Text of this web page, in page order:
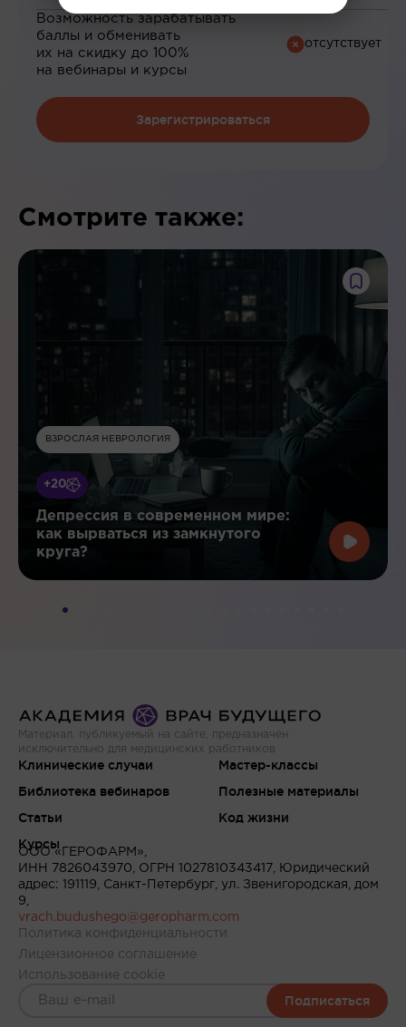
Возможность зарабатывать
баллы и обменивать
их на скидку до 100%
на вебинары и курсы
Зарегистрироваться
Смотрите также:
ВЗРОСЛАЯ НЕВРОЛОГИЯ
+20
Депрессия в современном мире:
как вырваться из замкнутого
круга?
Материал, публикуемый на сайте, предназначен
исключительно для медицинских работников
Клинические случаи
Библиотека вебинаров
Статьи
Курсы
Мастер-классы
Полезные материалы
Код жизни
ООО «ГЕРОФАРМ»,
ИНН 7826043970, ОГРН 1027810343417, Юридический
адрес: 191119, Санкт-Петербург, ул. Звенигородская, дом
9,
vrach.budushego@geropharm.com
Политика конфиденциальности
Лицензионное соглашение
Использование cookie
Подписаться